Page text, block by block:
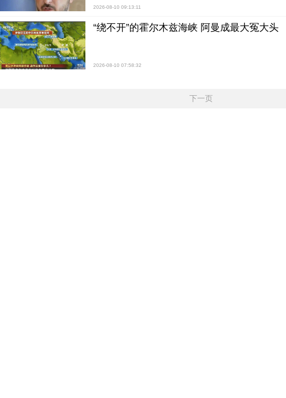
2026-08-10 09:13:11
“绕不开”的霍尔木兹海峡 阿曼成最大冤大头
2026-08-10 07:58:32
下一页